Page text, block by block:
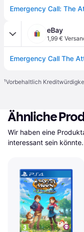
eBay
1,99 €
¹Vorbehaltlich
Ähnliche
Wir haben eine
interessant sein könnte.